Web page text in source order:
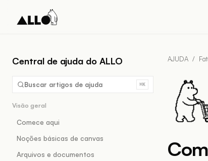
Central de ajuda do ALLO
Buscar artigos de ajuda ⌘K
Visão geral
Comece aqui
Noções básicas de canvas
Arquivos e documentos
AJUDA /